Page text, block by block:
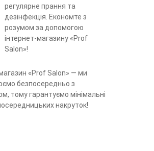
регулярне прання та
дезінфекція. Економте з
розумом за допомогою
інтернет-магазину «Prof
Salon»!
«Prof Salon» — ми
безпосередньо з
тому гарантуємо мінімальні
накруток!